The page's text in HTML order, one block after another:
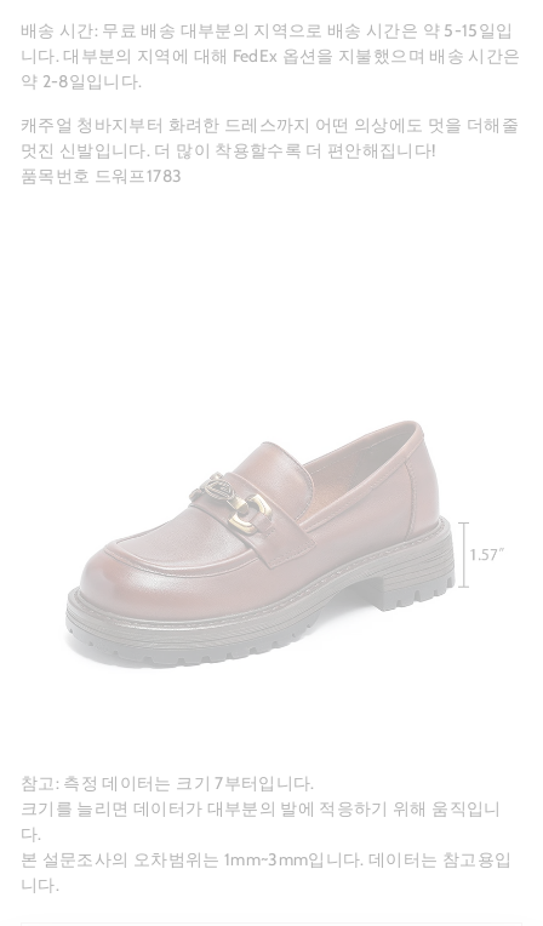
배송 시간: 무료 배송 대부분의 지역으로 배송 시간은 약 5-15일입
니다. 대부분의 지역에 대해 FedEx 옵션을 지불했으며 배송 시간은
약 2-8일입니다.
캐주얼 청바지부터 화려한 드레스까지 어떤 의상에도 멋을 더해줄
멋진 신발입니다. 더 많이 착용할수록 더 편안해집니다!
품목번호 드워프1783
참고: 측정 데이터는 크기 7부터입니다.
크기를 늘리면 데이터가 대부분의 발에 적응하기 위해 움직입니
다.
본 설문조사의 오차범위는 1mm~3mm입니다. 데이터는 참고용입
니다.